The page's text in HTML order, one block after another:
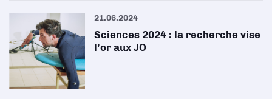
21.06.2024
Sciences 2024 : la recherche vise
l’or aux JO